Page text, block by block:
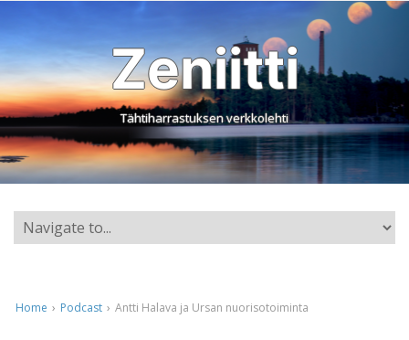
Zeniitti
Tähtiharrastuksen verkkolehti
Home › Podcast › Antti Halava ja Ursan nuorisotoiminta